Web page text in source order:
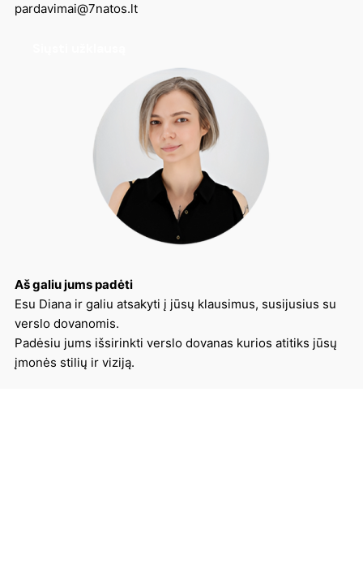
pardavimai@7natos.lt
Aš galiu jums padėti
Esu Diana ir galiu atsakyti į jūsų klausimus, susijusius su
verslo dovanomis.
Padėsiu jums išsirinkti verslo dovanas kurios atitiks jūsų
įmonės stilių ir viziją.